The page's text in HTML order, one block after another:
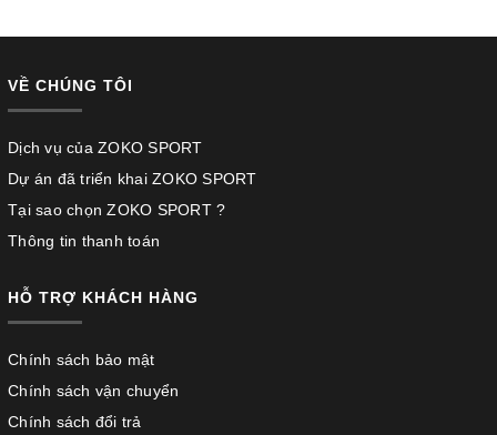
VỀ CHÚNG TÔI
Dịch vụ của ZOKO SPORT
Dự án đã triển khai ZOKO SPORT
Tại sao chọn ZOKO SPORT ?
Thông tin thanh toán
HỖ TRỢ KHÁCH HÀNG
Chính sách bảo mật
Chính sách vận chuyển
Chính sách đổi trả